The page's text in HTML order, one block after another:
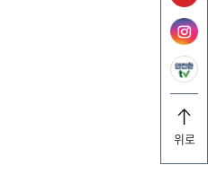
위로